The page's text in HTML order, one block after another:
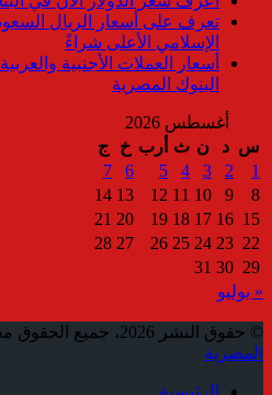
تعرف على أسعار الريال
الإسلامي الأعلى شراءً
البنوك المصرية
أغسطس 2026
س د ن ث أرب خ
ج
1
2
3
4
5
6
7
8
9
10
11
12
13
14
15
16
17
18
19
20
21
22
23
24
25
26
27
28
29
30
31
« يوليو
© حقوق النشر 2026، جميع الحقوق محفوظة |
المصرية
الرئيسية